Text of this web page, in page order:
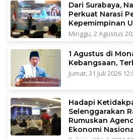
Dari Surabaya,
Perkuat Narasi
Kepemimpinan
Minggu, 2 Agustus
1 Agustus di
Kebangsaan,
Jumat, 31 Juli 2026
Hadapi
Selenggarakan
Rumuskan
Ekonomi